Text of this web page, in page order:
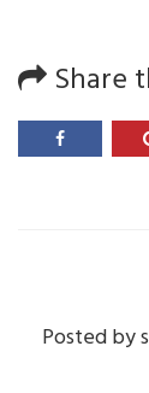
Share
Posted by